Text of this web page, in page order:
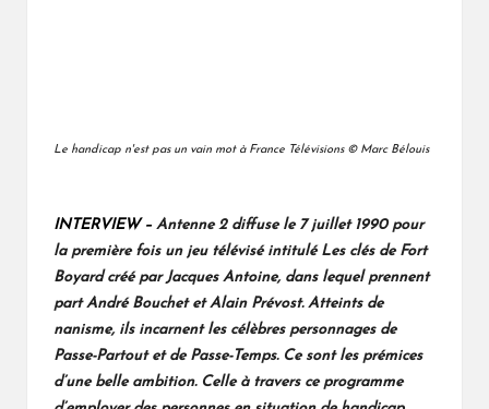
Le handicap n'est pas un vain mot à France Télévisions © Marc Bélouis
INTERVIEW – Antenne 2 diffuse le 7 juillet 1990 pour
la première fois un jeu télévisé intitulé Les clés de Fort
Boyard créé par Jacques Antoine, dans lequel prennent
part André Bouchet et Alain Prévost. Atteints de
nanisme, ils incarnent les célèbres personnages de
Passe-Partout et de Passe-Temps. Ce sont les prémices
d’une belle ambition. Celle à travers ce programme